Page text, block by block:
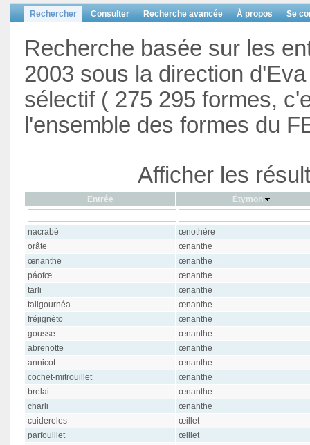
Rechercher Consulter Recherche avancée À propos Se
Recherche basée sur les
2003 sous la direction
sélectif ( 275 295 formes,
l'ensemble des formes du
Afficher les
Entrée Étymon
nacrabé
œnothère
orâte
œnanthe
œnanthe
œnanthe
páofœ
œnanthe
tarli
œnanthe
taligournéa
œnanthe
fréjignèto
œnanthe
gousse
œnanthe
abrenotte
œnanthe
annicot
œnanthe
cochet-mitrouillet
œnanthe
brelai
œnanthe
charli
œnanthe
cuidereles
œillet
parfouillet
œillet